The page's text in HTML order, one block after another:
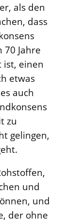
als den
dass
Jahre
ist, einen
etwas
auch
zu
gelingen,
und
und
der ohne